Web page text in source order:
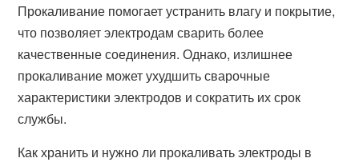
Прокаливание помогает устранить влагу и покрытие,
что позволяет электродам сварить более
качественные соединения. Однако, излишнее
прокаливание может ухудшить сварочные
характеристики электродов и сократить их срок
службы.
Как хранить и нужно ли прокаливать электроды в